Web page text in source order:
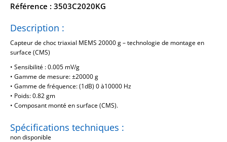
Référence : 3503C2020KG
Spécifications techniques :
non disponible
Description :
Capteur de choc triaxial MEMS 20000 g – technologie de montage en
surface (CMS)
• Sensibilité : 0.005 mV/g
• Gamme de mesure: ±20000 g
• Gamme de fréquence: (1dB) 0 à10000 Hz
• Poids: 0.82 gm
• Composant monté en surface (CMS).